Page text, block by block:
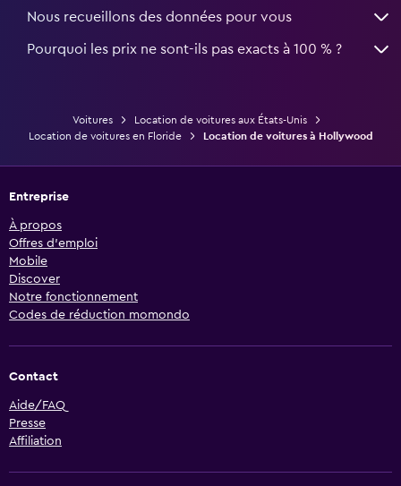
Nous recueillons des données pour vous
Pourquoi les prix ne sont-ils pas exacts à 100 % ?
Voitures
Location de voitures aux États-Unis
Location de voitures en Floride
Location de voitures à Hollywood
Entreprise
À propos
Offres d’emploi
Mobile
Discover
Notre fonctionnement
Codes de réduction momondo
Contact
Aide/FAQ
Presse
Affiliation